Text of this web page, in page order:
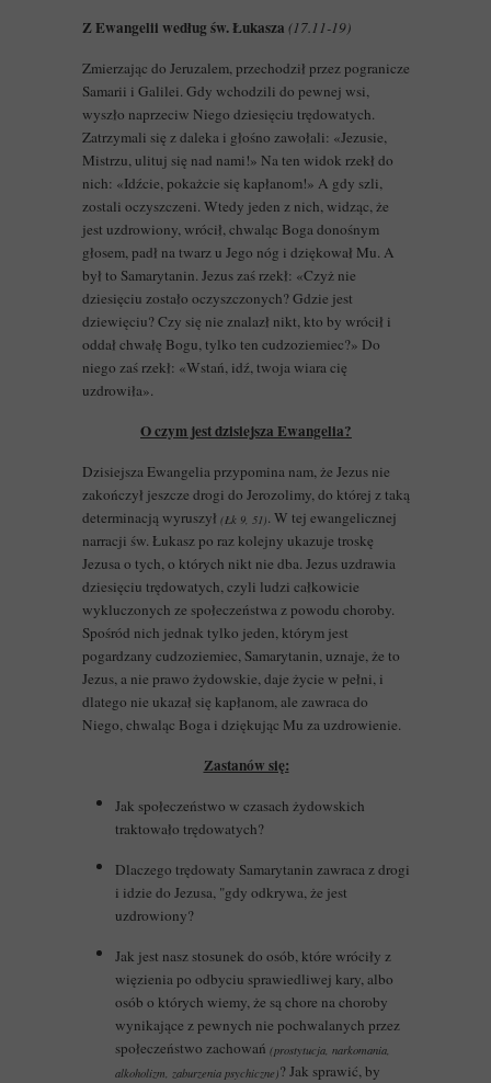
Z Ewangelii według św. Łukasza (17.11-19)
Zmierzając do Jeruzalem, przechodził przez pogranicze
Samarii i Galilei. Gdy wchodzili do pewnej wsi,
wyszło naprzeciw Niego dziesięciu trędowatych.
Zatrzymali się z daleka i głośno zawołali: «Jezusie,
Mistrzu, ulituj się nad nami!» Na ten widok rzekł do
nich: «Idźcie, pokażcie się kapłanom!» A gdy szli,
zostali oczyszczeni. Wtedy jeden z nich, widząc, że
jest uzdrowiony, wrócił, chwaląc Boga donośnym
głosem, padł na twarz u Jego nóg i dziękował Mu. A
był to Samarytanin. Jezus zaś rzekł: «Czyż nie
dziesięciu zostało oczyszczonych? Gdzie jest
dziewięciu? Czy się nie znalazł nikt, kto by wrócił i
oddał chwałę Bogu, tylko ten cudzoziemiec?» Do
niego zaś rzekł: «Wstań, idź, twoja wiara cię
uzdrowiła».
O czym jest dzisiejsza Ewangelia?
Dzisiejsza Ewangelia przypomina nam, że Jezus nie
zakończył jeszcze drogi do Jerozolimy, do której z taką
determinacją wyruszył (Łk 9, 51). W tej ewangelicznej
narracji św. Łukasz po raz kolejny ukazuje troskę
Jezusa o tych, o których nikt nie dba. Jezus uzdrawia
dziesięciu trędowatych, czyli ludzi całkowicie
wykluczonych ze społeczeństwa z powodu choroby.
Spośród nich jednak tylko jeden, którym jest
pogardzany cudzoziemiec, Samarytanin, uznaje, że to
Jezus, a nie prawo żydowskie, daje życie w pełni, i
dlatego nie ukazał się kapłanom, ale zawraca do
Niego, chwaląc Boga i dziękując Mu za uzdrowienie.
Zastanów się:
Jak społeczeństwo w czasach żydowskich
traktowało trędowatych?
Dlaczego trędowaty Samarytanin zawraca z drogi
i idzie do Jezusa, "gdy odkrywa, że jest
uzdrowiony?
Jak jest nasz stosunek do osób, które wróciły z
więzienia po odbyciu sprawiedliwej kary, albo
osób o których wiemy, że są chore na choroby
wynikające z pewnych nie pochwalanych przez
społeczeństwo zachowań (prostytucja, narkomania,
alkoholizm, zaburzenia psychiczne)? Jak sprawić, by